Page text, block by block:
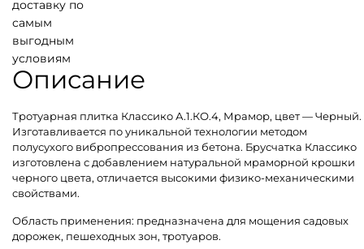
доставку по
самым
выгодным
условиям
Описание
Тротуарная плитка Классико А.1.КО.4, Мрамор, цвет — Черный.
Изготавливается по уникальной технологии методом
полусухого вибропрессования из бетона. Брусчатка Классико
изготовлена с добавлением натуральной мраморной крошки
черного цвета, отличается высокими физико-механическими
свойствами.
Область применения: предназначена для мощения садовых
дорожек, пешеходных зон, тротуаров.